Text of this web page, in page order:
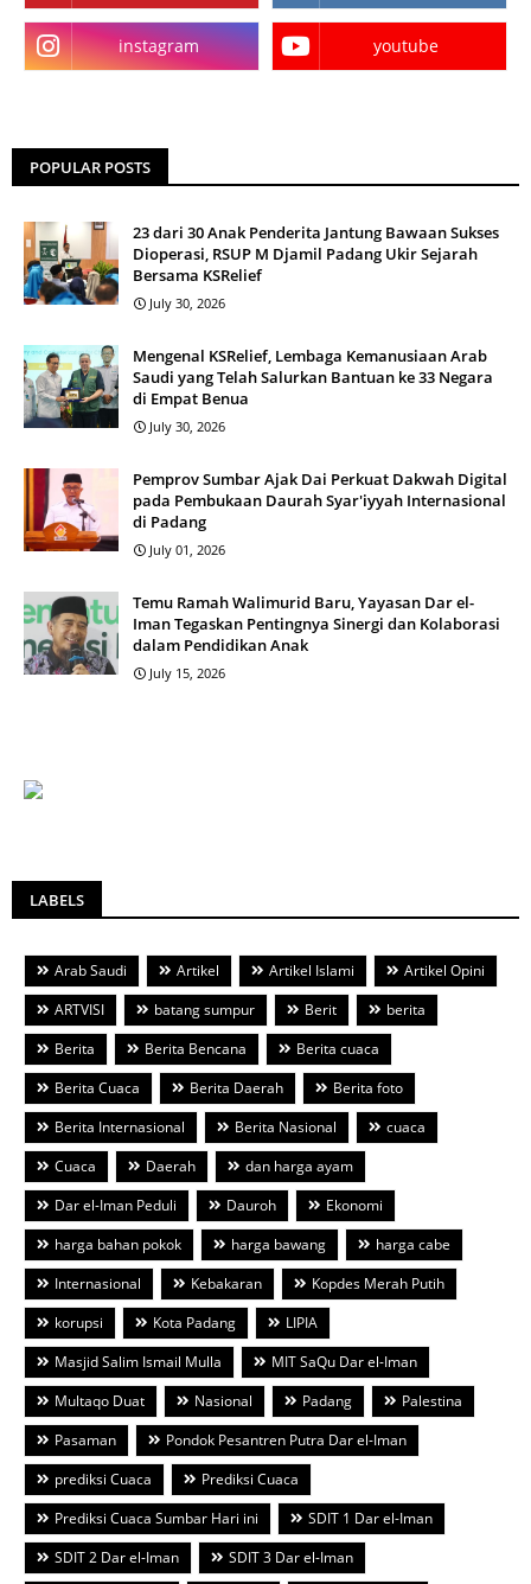
instagram youtube
POPULAR POSTS
23 dari 30 Anak Penderita Jantung Bawaan Sukses
Dioperasi, RSUP M Djamil Padang Ukir Sejarah
Bersama KSRelief
July 30, 2026
Mengenal KSRelief, Lembaga Kemanusiaan Arab
Saudi yang Telah Salurkan Bantuan ke 33 Negara
di Empat Benua
July 30, 2026
Pemprov Sumbar Ajak Dai Perkuat Dakwah Digital
pada Pembukaan Daurah Syar'iyyah Internasional
di Padang
July 01, 2026
Temu Ramah Walimurid Baru, Yayasan Dar el-
Iman Tegaskan Pentingnya Sinergi dan Kolaborasi
dalam Pendidikan Anak
July 15, 2026
LABELS
Arab Saudi Artikel Artikel Islami
Artikel Opini
ARTVISI
batang sumpur Berit
berita
Berita
Berita Bencana
Berita cuaca
Berita Cuaca
Berita Daerah
Berita foto
Berita Internasional
Berita Nasional
cuaca
Cuaca
Daerah
dan harga ayam
Dar el-Iman Peduli
Dauroh
Ekonomi
harga bahan pokok
harga bawang
harga cabe
Internasional
Kebakaran
Kopdes Merah Putih
korupsi
Kota Padang
LIPIA
Masjid Salim Ismail Mulla
MIT SaQu Dar el-Iman
Multaqo Duat
Nasional Padang
Palestina
Pasaman
Pondok Pesantren Putra Dar el-Iman
prediksi Cuaca
Prediksi Cuaca
Prediksi Cuaca Sumbar Hari ini
SDIT 1 Dar el-Iman
SDIT 2 Dar el-Iman
SDIT 3 Dar el-Iman